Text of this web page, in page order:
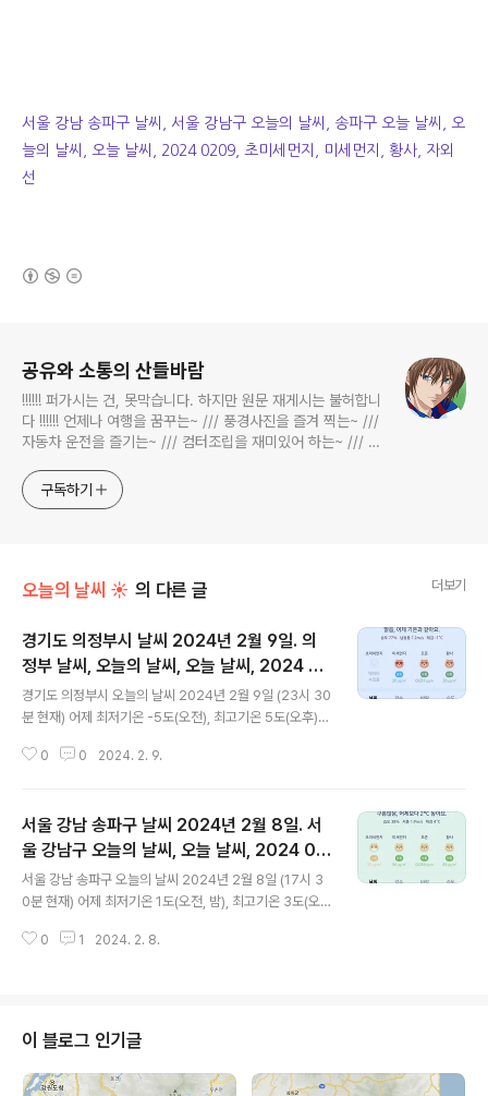
서울 강남 송파구 날씨, 서울 강남구 오늘의 날씨, 송파구 오늘 날씨, 오
늘의 날씨, 오늘 날씨, 2024 0209, 초미세먼지, 미세먼지, 황사, 자외
선
공유와 소통의 산들바람
!!!!!! 퍼가시는 건, 못막습니다. 하지만 원문 재게시는 불허합니
다 !!!!!! 언제나 여행을 꿈꾸는~ /// 풍경사진을 즐겨 찍는~ ///
자동차 운전을 즐기는~ /// 컴터조립을 재미있어 하는~ /// 고
식하는 미드가 있는~ /// 사회적 이슈에 발언하는~ 不老巨
구독하기
오늘의 날씨 ☀ 의 다른 글 더보기
경기도 의정부시 날씨 2024년 2월 9일. 의
정부 날씨, 오늘의 날씨, 오늘 날씨, 2024 02
09, 초미세먼지, 미세먼지, 황사, 자외선
경기도 의정부시 오늘의 날씨 2024년 2월 9일 (23시 30
분 현재) 어제 최저기온 -5도(오전), 최고기온 5도(오후)
은 최저기온, 어제와 같은 최고기온입니다 아침에 최저기
기온입니다 * 눈비 올 확률은 위 이미지에서 시간별 기상
상태 참조 대기상황 공기질은 어제 초미세먼지 보통 = 25
㎍/m³ 미세먼지는 보통 = 35 ㎍/m³ 황사는 보통 = 45
㎍/m³ 자외선 (오후) = 보통 오늘 초미세먼지 보통 = 18
㎍/m³ ( 경기 지역 평균 ) 미세먼지는 좋음 = 20 ㎍/m³
황사는 보통 = 20 ㎍/m³ 자외선 ..
0 0 2024. 2. 9.
서울 강남 송파구 날씨 2024년 2월 8일. 서
울 강남구 오늘의 날씨, 오늘 날씨, 2024 02
08, 초미세먼지, 미세먼지, 황사, 자외선
서울 강남 송파구 오늘의 날씨 2024년 2월 8일 (17시 3
0분 현재) 어제 최저기온 1도(오전, 밤), 최고기온 3도(오
다 3도 낮은 최저기온, 어제보다 3도 높은 최고기온입니다
간별 기상 상태 참조 대기상황 공기질은 어제 초미세먼지
보통 = 29 ㎍/m³ 미세먼지는 보통 = 38 ㎍/m³ 황사는
보통 = 27 ㎍/m³ 자외선 (오후) = 보통 오늘 초미세먼지
0 1 2024. 2. 8.
이 블로그 인기글